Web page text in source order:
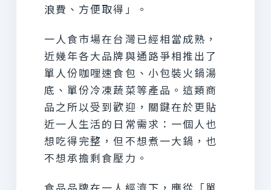
浪費、方便取得」。
一人食市場在台灣已經相當成熟，
近幾年各大品牌與通路爭相推出了
單人份咖哩速食包、小包裝火鍋湯
底、單份冷凍蔬菜等產品。這類商
品之所以受到歡迎，關鍵在於更貼
近一人生活的日常需求：一個人也
想吃得完整，但不想煮一大鍋，也
不想承擔剩食壓力。